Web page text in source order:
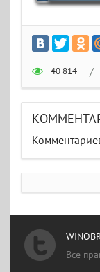
40 814 /
Все